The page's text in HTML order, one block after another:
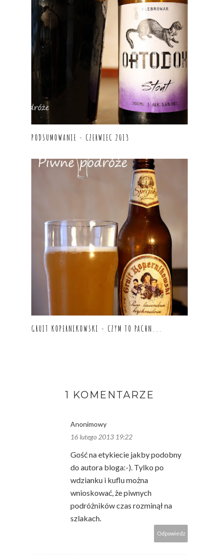
PODSUMOWANIE - CZERWIEC 2013
GRUIT KOPERNIKOWSKI - CZYM TO PACHN...
1 KOMENTARZE
Anonimowy
16 lutego 2013 19:22
Gość na etykiecie jakby podobny
do autora bloga:-). Tylko po
wdzianku i kuflu można
wnioskować, że piwnych
podróżników czas rozminął na
szlakach.
Odpowiedz